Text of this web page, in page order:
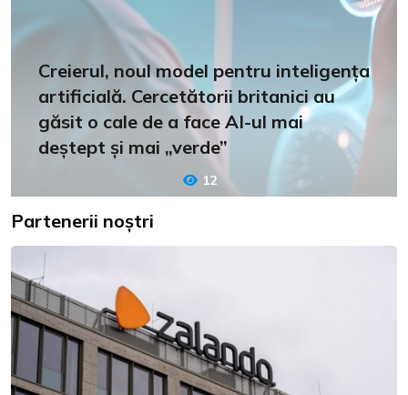
Creierul, noul model pentru inteligența
artificială. Cercetătorii britanici au
găsit o cale de a face AI-ul mai
deștept și mai „verde”
12
Partenerii noștri